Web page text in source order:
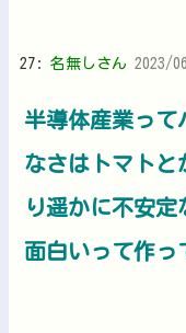
27: 名無しさん 2023/
半導体産業って
なさはトマトと
り遥かに不安
面白いって作っ